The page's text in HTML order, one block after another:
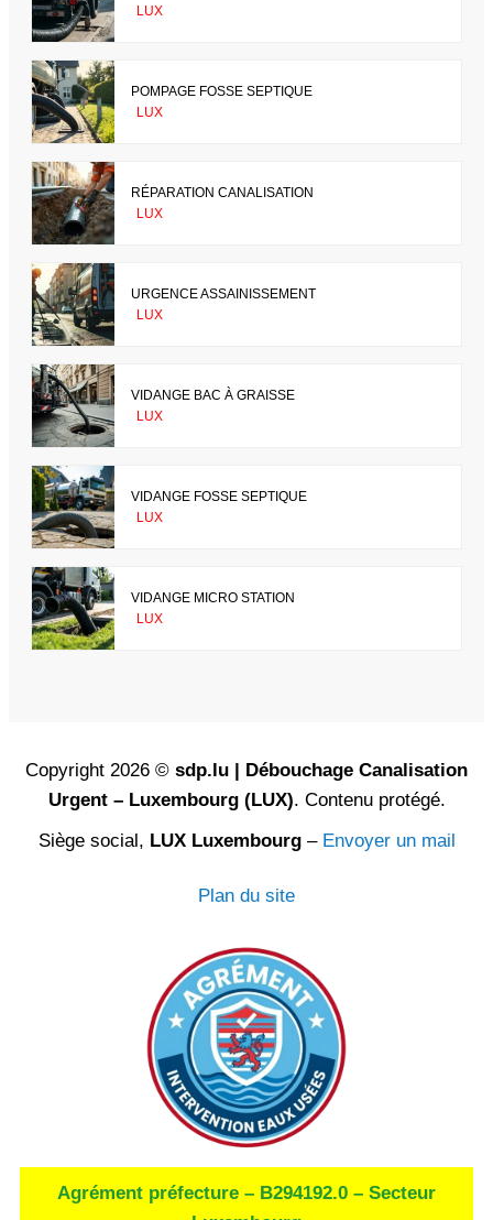
LUX
POMPAGE FOSSE SEPTIQUE
LUX
RÉPARATION CANALISATION
LUX
URGENCE ASSAINISSEMENT
LUX
VIDANGE BAC À GRAISSE
LUX
VIDANGE FOSSE SEPTIQUE
LUX
VIDANGE MICRO STATION
LUX
Copyright 2026 © sdp.lu | Débouchage Canalisation
Urgent – Luxembourg (LUX). Contenu protégé.
Siège social, LUX Luxembourg– Envoyer un mail
Plan du site
Agrément préfecture – B294192.0 – Secteur